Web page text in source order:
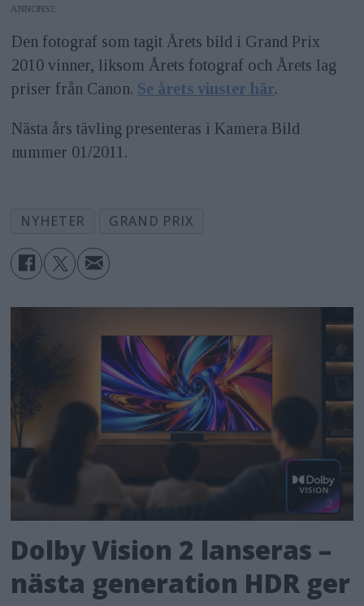
ANNONS
Den fotograf som tagit Årets bild i Grand Prix
2010 vinner, liksom Årets fotograf och Årets lag
priser från Canon. Se årets vinster här.
Nästa års tävling presenteras i Kamera Bild
nummer 01/2011.
NYHETER GRAND PRIX
Dolby Vision 2 lanseras –
nästa generation HDR ger